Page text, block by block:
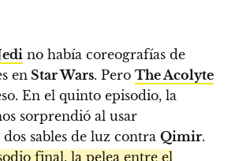
no había coreografías de
en Star Wars. Pero The Acolyte
En el quinto episodio, la
sorprendió al usar
sables de luz contra Qimir.
final, la pelea entre el